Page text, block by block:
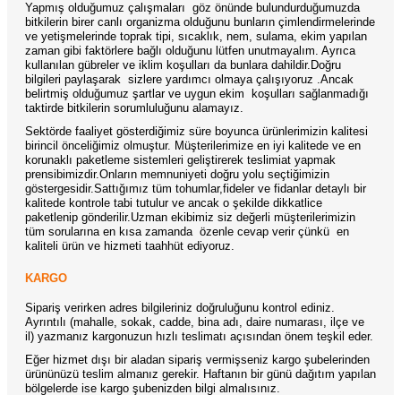
Yapmış olduğumuz çalışmaları göz önünde bulundurduğumuzda
bitkilerin birer canlı organizma olduğunu bunların çimlendirmelerinde
ve yetişmelerinde toprak tipi, sıcaklık, nem, sulama, ekim yapılan
zaman gibi faktörlere bağlı olduğunu lütfen unutmayalım. Ayrıca
kullanılan gübreler ve iklim koşulları da bunlara dahildir.Doğru
bilgileri paylaşarak sizlere yardımcı olmaya çalışıyoruz .Ancak
belirtmiş olduğumuz şartlar ve uygun ekim
koşulları sağlanmadığı
taktirde bitkilerin sorumluluğunu alamayız.
Sektörde faaliyet gösterdiğimiz süre boyunca ürünlerimizin kalitesi
birincil önceliğimiz olmuştur. Müşterilerimize en iyi kalitede ve en
korunaklı paketleme sistemleri geliştirerek teslimiat yapmak
prensibimizdir.Onların memnuniyeti doğru yolu seçtiğimizin
göstergesidir.Sattığımız tüm tohumlar,fideler ve fidanlar detaylı bir
kalitede kontrole tabi tutulur ve ancak o şekilde dikkatlice
paketlenip gönderilir.Uzman ekibimiz siz değerli müşterilerimizin
tüm sorularına en kısa zamanda özenle cevap verir çünkü en
kaliteli ürün ve hizmeti taahhüt ediyoruz.
KARGO
Sipariş verirken adres bilgileriniz doğruluğunu kontrol ediniz.
Ayrıntılı (mahalle, sokak, cadde, bina adı, daire numarası, ilçe ve
il) yazmanız kargonuzun hızlı teslimatı açısından önem teşkil eder.
Eğer hizmet dışı bir aladan sipariş vermişseniz kargo şubelerinden
ürününüzü teslim almanız gerekir. Haftanın bir günü dağıtım yapılan
bölgelerde ise kargo şubenizden bilgi almalısınız.